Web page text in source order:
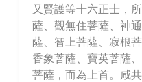
又賢護等十六正士，
薩、觀無住菩薩、神
薩、智上菩薩、寂根
香象菩薩、寶英菩薩
菩薩，而為上首。咸